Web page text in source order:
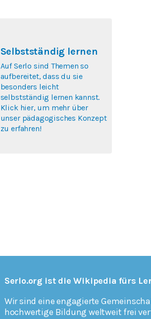
Selbstständig lernen
Auf Serlo sind Themen so
aufbereitet, dass du sie
besonders leicht
selbstständig lernen kannst.
Klick hier, um mehr über
unser pädagogisches Konzept
zu erfahren!
Serlo.org ist die Wikipedia fürs
Wir sind eine engagierte
hochwertige Bildung weltweit frei